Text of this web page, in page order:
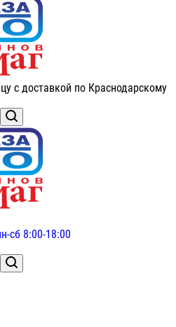
с доставкой по Краснодарскому
сб 8:00-18:00